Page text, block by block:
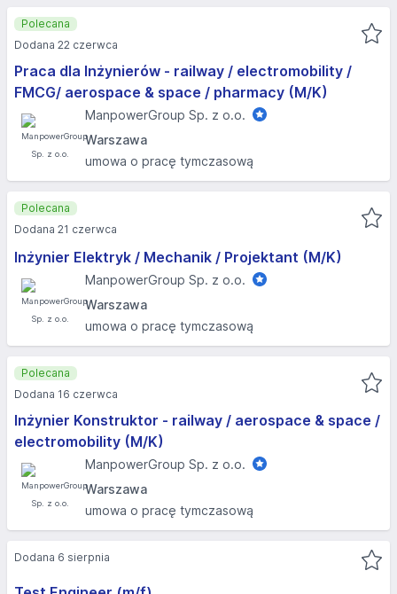
Praca dla Inżynierów - railway / electromobility /
FMCG/ aerospace & space / pharmacy (M/K)
ManpowerGroup Sp. z o.o.
Warszawa
umowa o pracę tymczasową
Polecana
Dodana 22 czerwca
Inżynier Elektryk / Mechanik / Projektant (M/K)
ManpowerGroup Sp. z o.o.
Warszawa
umowa o pracę tymczasową
Polecana
Dodana 21 czerwca
Inżynier Konstruktor - railway / aerospace & space /
electromobility (M/K)
ManpowerGroup Sp. z o.o.
Warszawa
umowa o pracę tymczasową
Polecana
Dodana 16 czerwca
Dodana 6 sierpnia